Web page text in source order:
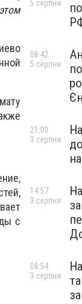
с
5 серпня
08:42
5 серпня
21:00
3 серпня
14:57
3 серпня
08:54
3 серпня